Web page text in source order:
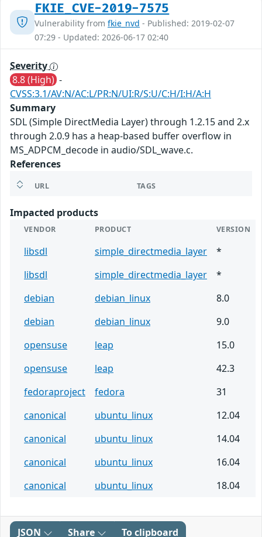
FKIE_CVE-2019-7575
Vulnerability from fkie_nvd - Published: 2019-02-07
07:29 - Updated: 2026-06-17 02:40
Severity
8.8 (High) -
CVSS:3.1/AV:N/AC:L/PR:N/UI:R/S:U/C:H/I:H/A:H
Summary
SDL (Simple DirectMedia Layer) through 1.2.15 and 2.x
through 2.0.9 has a heap-based buffer overflow in
MS_ADPCM_decode in audio/SDL_wave.c.
References
URL TAGS
Impacted products
VENDOR PRODUCT VERSION
libsdl simple_directmedia_layer
*
libsdl
simple_directmedia_layer
*
debian
debian_linux
8.0
debian
debian_linux
9.0
opensuse
leap
15.0
opensuse
leap
42.3
fedoraproject
fedora
31
canonical
ubuntu_linux
12.04
canonical
ubuntu_linux
14.04
canonical
ubuntu_linux
16.04
canonical
ubuntu_linux 18.04
JSON Share To clipboard